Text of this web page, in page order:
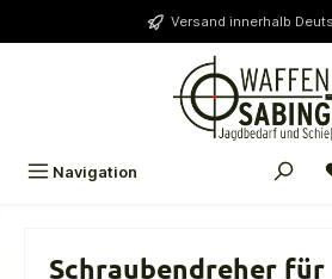
Versand innerhalb
Navigation
Schraubendreher für